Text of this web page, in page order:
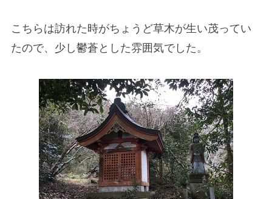
こちらは訪れた時がちょうど草木が生い茂ってい
たので、少し鬱蒼とした雰囲気でした。